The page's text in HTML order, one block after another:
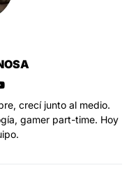
crecí junto al medio.
gamer part-time. Hoy